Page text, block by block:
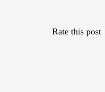
Rate this post